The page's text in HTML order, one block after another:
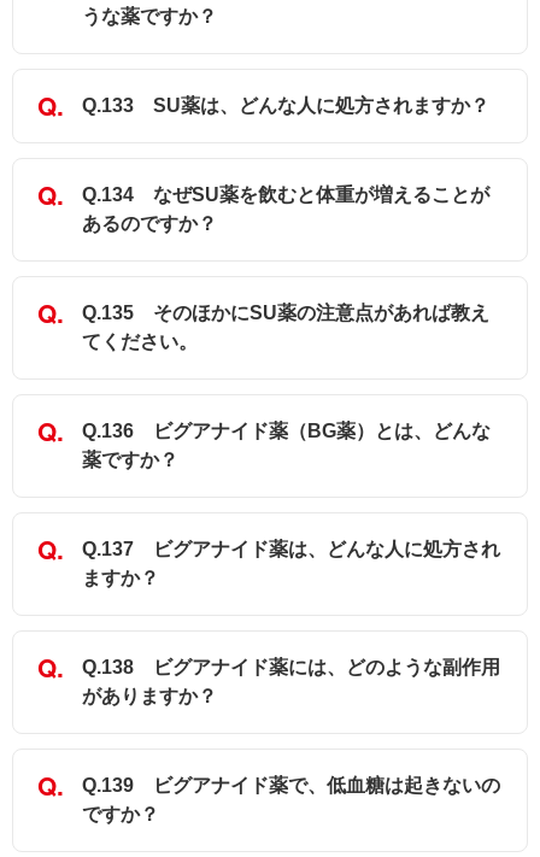
うな薬ですか？
Q.133 SU薬は、どんな人に処方されますか？
Q.134 なぜSU薬を飲むと体重が増えることが
あるのですか？
Q.135 そのほかにSU薬の注意点があれば教え
てください。
Q.136 ビグアナイド薬（BG薬）とは、どんな
薬ですか？
Q.137 ビグアナイド薬は、どんな人に処方され
ますか？
Q.138 ビグアナイド薬には、どのような副作用
がありますか？
Q.139 ビグアナイド薬で、低血糖は起きないの
ですか？